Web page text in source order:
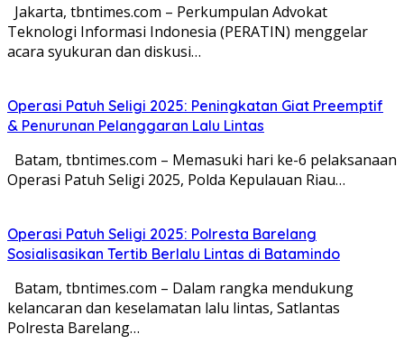
Jakarta, tbntimes.com – Perkumpulan Advokat
Teknologi Informasi Indonesia (PERATIN) menggelar
acara syukuran dan diskusi…
Operasi Patuh Seligi 2025: Peningkatan Giat Preemptif
& Penurunan Pelanggaran Lalu Lintas
Batam, tbntimes.com – Memasuki hari ke-6 pelaksanaan
Operasi Patuh Seligi 2025, Polda Kepulauan Riau…
Operasi Patuh Seligi 2025: Polresta Barelang
Sosialisasikan Tertib Berlalu Lintas di Batamindo
Batam, tbntimes.com – Dalam rangka mendukung
kelancaran dan keselamatan lalu lintas, Satlantas
Polresta Barelang…